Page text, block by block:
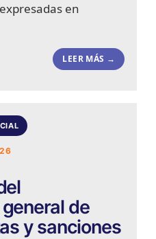
en
LEER MÁS →
de
y sanciones